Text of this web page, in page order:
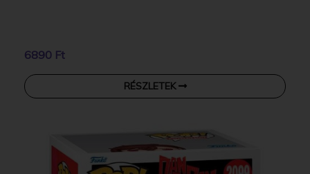
6890 Ft
RÉSZLETEK